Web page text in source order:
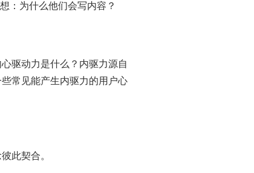
：为什么他们会写内容？
驱动力是什么？内驱力源自
常见能产生内驱力的用户心
此契合。